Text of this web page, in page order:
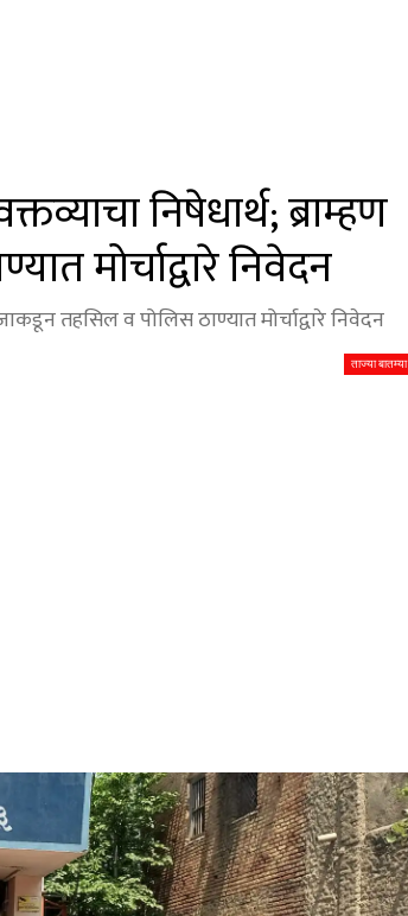
निषेधार्थ; ब्राम्हण
मोर्चाद्वारे निवेदन
तहसिल व पोलिस ठाण्यात मोर्चाद्वारे निवेदन
ताज्या बातम्या